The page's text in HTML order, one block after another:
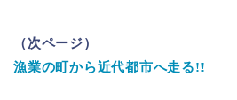
（次ページ）
漁業の町から近代都市へ走る!!